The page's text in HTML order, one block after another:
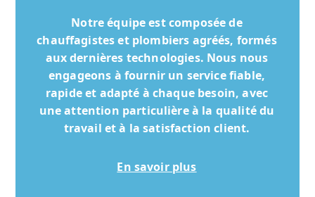
Notre équipe est composée de
chauffagistes et plombiers agréés, formés
aux dernières technologies. Nous nous
engageons à fournir un service fiable,
rapide et adapté à chaque besoin, avec
une attention particulière à la qualité du
travail et à la satisfaction client.
En savoir plus